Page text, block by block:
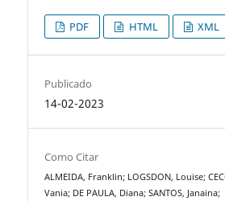
PDF HTML XML
Publicado
14-02-2023
Como Citar
ALMEIDA, Franklin; LOGSDON, Louise;
Vania; DE PAULA, Diana; SANTOS, Janaina;